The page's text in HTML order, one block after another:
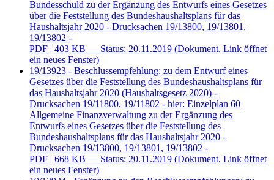
Bundesschuld zu der Ergänzung des Entwurfs eines Gesetzes
über die Feststellung des Bundeshaushaltsplans für das
Haushaltsjahr 2020 - Drucksachen 19/13800, 19/13801,
19/13802 -
PDF | 403 KB — Status: 20.11.2019 (Dokument, Link öffnet
ein neues Fenster)
19/13923 - Beschlussempfehlung: zu dem Entwurf eines
Gesetzes über die Feststellung des Bundeshaushaltsplans für
das Haushaltsjahr 2020 (Haushaltsgesetz 2020) -
Drucksachen 19/11800, 19/11802 - hier: Einzelplan 60
Allgemeine Finanzverwaltung zu der Ergänzung des
Entwurfs eines Gesetzes über die Feststellung des
Bundeshaushaltsplans für das Haushaltsjahr 2020 -
Drucksachen 19/13800, 19/13801, 19/13802 -
PDF | 668 KB — Status: 20.11.2019 (Dokument, Link öffnet
ein neues Fenster)